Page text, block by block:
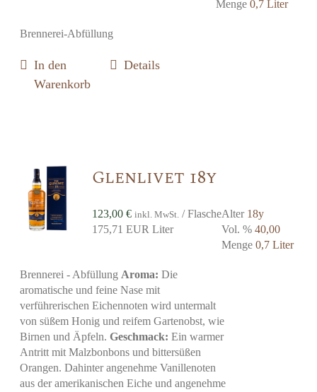
Menge0,7 Liter
Brennerei-Abfüllung
In den
Warenkorb
Details
Glenlivet 18y
123,00€ inkl. MwSt. / Flasche
175,71 EUR Liter
Alter 18y
Vol. %40,00
Menge0,7 Liter
Brennerei - Abfüllung Aroma: Die
aromatische und feine Nase mit
verführerischen Eichennoten wird untermalt
von süßem Honig und reifem Gartenobst, wie
Birnen und Äpfeln.Geschmack: Ein warmer
Antritt mit Malzbonbons und bittersüßen
Orangen. Dahinter angenehme Vanillenoten
aus der amerikanischen Eiche und angenehme